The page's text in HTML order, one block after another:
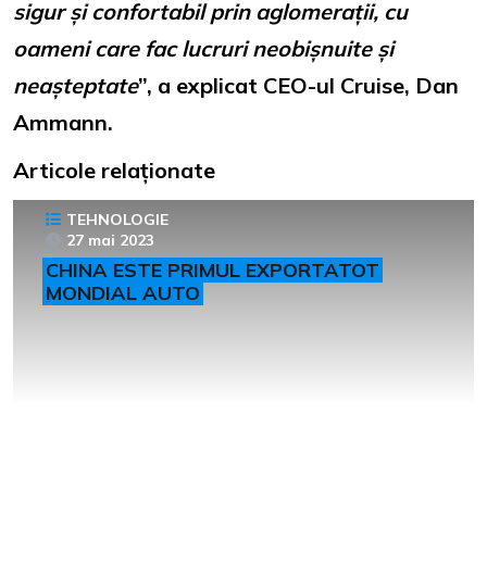
sigur și confortabil prin aglomerații, cu
oameni care fac lucruri neobișnuite și
neașteptate”, a explicat CEO-ul Cruise, Dan
Ammann.
Articole relaționate
TEHNOLOGIE
27 mai 2023
CHINA ESTE PRIMUL EXPORTATOT
MONDIAL AUTO